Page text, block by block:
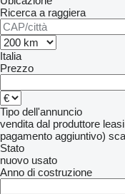
Ricerca a raggiera
Italia
Prezzo
Tipo dell'annuncio
vendita dal produttore
pagamento aggiuntivo)
Stato
nuovo usato
Anno di costruzione